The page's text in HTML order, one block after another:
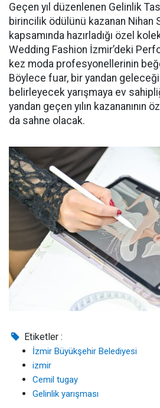
Geçen yıl düzenlenen Gelinlik
birincilik ödülünü kazanan Nihan
kapsamında hazırladığı özel
Wedding Fashion İzmir’deki
kez moda profesyonellerinin
Böylece fuar, bir yandan
belirleyecek yarışmaya ev
yandan geçen yılın kazananının
da sahne olacak.
Etiketler :
İzmir Büyükşehir Belediyesi
izmir
Cemil tugay
Gelinlik yarışması